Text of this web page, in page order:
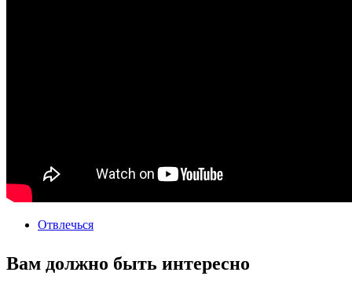
Отвлечься
Вам должно быть интересно